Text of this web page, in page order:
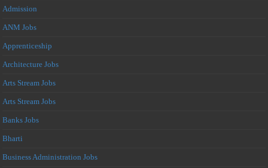
Admission
ANM Jobs
Apprenticeship
Architecture Jobs
Arts Stream Jobs
Arts Stream Jobs
Banks Jobs
Bharti
Business Administration Jobs